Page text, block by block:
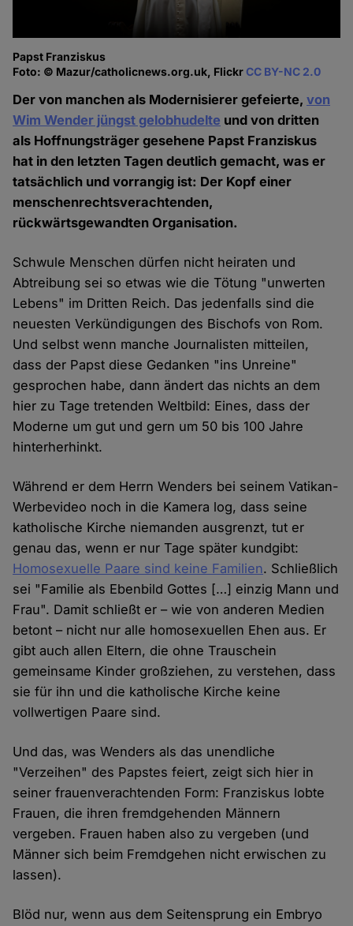
Papst Franziskus
Foto: © Mazur/catholicnews.org.uk, FlickrCC BY-NC 2.0
Der von manchen als Modernisierer gefeierte,von
Wim Wender jüngst gelobhudelte und von dritten
als Hoffnungsträger gesehene Papst Franziskus
hat in den letzten Tagen deutlich gemacht, was er
tatsächlich und vorrangig ist: Der Kopf einer
menschenrechtsverachtenden,
rückwärtsgewandten Organisation.
Schwule Menschen dürfen nicht heiraten und
Abtreibung sei so etwas wie die Tötung "unwerten
Lebens" im Dritten Reich. Das jedenfalls sind die
neuesten Verkündigungen des Bischofs von Rom.
Und selbst wenn manche Journalisten mitteilen,
dass der Papst diese Gedanken "ins Unreine"
gesprochen habe, dann ändert das nichts an dem
hier zu Tage tretenden Weltbild: Eines, dass der
Moderne um gut und gern um 50 bis 100 Jahre
hinterherhinkt.
Während er dem Herrn Wenders bei seinem Vatikan-
Werbevideo noch in die Kamera log, dass seine
katholische Kirche niemanden ausgrenzt, tut er
genau das, wenn er nur Tage später kundgibt:
Homosexuelle Paare sind keine Familien. Schließlich
sei "Familie als Ebenbild Gottes […] einzig Mann und
Frau". Damit schließt er – wie von anderen Medien
betont – nicht nur alle homosexuellen Ehen aus. Er
gibt auch allen Eltern, die ohne Trauschein
gemeinsame Kinder großziehen, zu verstehen, dass
sie für ihn und die katholische Kirche keine
vollwertigen Paare sind.
Und das, was Wenders als das unendliche
"Verzeihen" des Papstes feiert, zeigt sich hier in
seiner frauenverachtenden Form: Franziskus lobte
Frauen, die ihren fremdgehenden Männern
vergeben. Frauen haben also zu vergeben (und
Männer sich beim Fremdgehen nicht erwischen zu
lassen).
Blöd nur, wenn aus dem Seitensprung ein Embryo